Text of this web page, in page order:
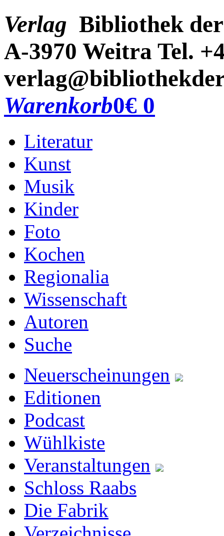
Verlag Bibliothek
A-3970 Weitra Tel.
Warenkorb0€ 0
Literatur
Kunst
Musik
Kinder
Foto
Kochen
Regionalia
Wissenschaft
Autoren
Suche
Neuerscheinungen
Editionen
Podcast
Wühlkiste
Veranstaltungen
Schloss Raabs
Die Fabrik